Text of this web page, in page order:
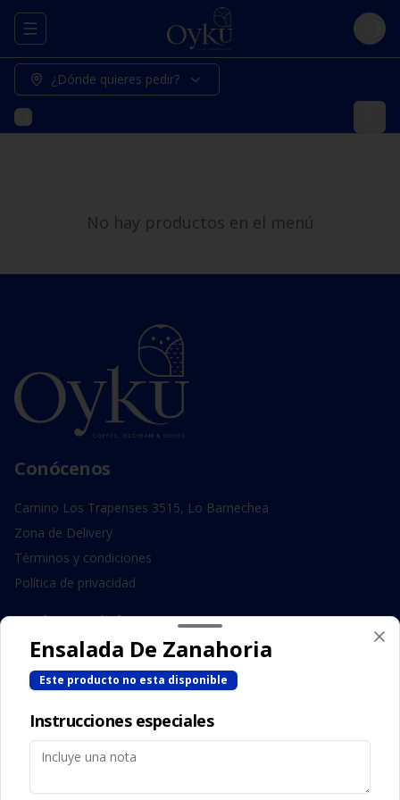
Abrir menu de navegación Login
¿Dónde quieres pedir?
No hay productos en el menú
Conócenos
Camino Los Trapenses 3515, Lo Barnechea
Zona de Delivery
Términos y condiciones
Política de privacidad
Redes sociales
Instagram
Facebook
Mi cuenta
Ensalada De Zanahoria
Este producto no esta disponible
Instrucciones especiales